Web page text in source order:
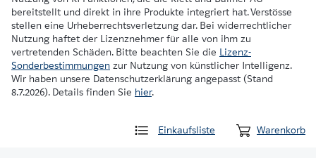
bereitstellt und direkt in ihre Produkte integriert hat. Verstösse
stellen eine Urheberrechtsverletzung dar. Bei widerrechtlicher
Nutzung haftet der Lizenznehmer für alle von ihm zu
vertretenden Schäden. Bitte beachten Sie die Lizenz-
Sonderbestimmungen zur Nutzung von künstlicher Intelligenz.
Wir haben unsere Datenschutzerklärung angepasst (Stand
8.7.2026). Details finden Sie hier.
Einkaufsliste Warenkorb